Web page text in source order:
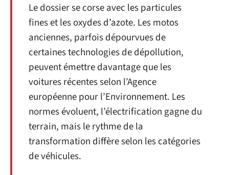
Le dossier se corse avec les particules
fines et les oxydes d’azote. Les motos
anciennes, parfois dépourvues de
certaines technologies de dépollution,
peuvent émettre davantage que les
voitures récentes selon l’Agence
européenne pour l’Environnement. Les
normes évoluent, l’électrification gagne du
terrain, mais le rythme de la
transformation diffère selon les catégories
de véhicules.